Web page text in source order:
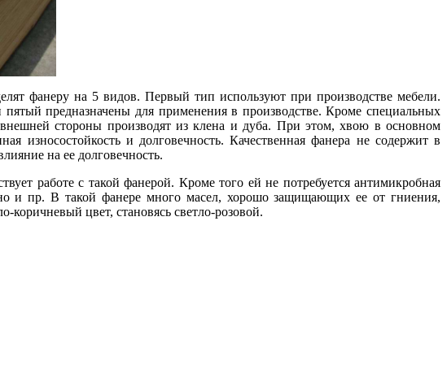
фанеру на 5 видов. Первый тип используют при производстве мебели.
предназначены для применения в производстве. Кроме специальных
стороны производят из клена и дуба. При этом, хвою в основном
износостойкость и долговечность. Качественная фанера не содержит в
на ее долговечность.
работе с такой фанерой. Кроме того ей не потребуется антимикробная
и пр. В такой фанере много масел, хорошо защищающих ее от гниения,
коричневый цвет, становясь светло-розовой.